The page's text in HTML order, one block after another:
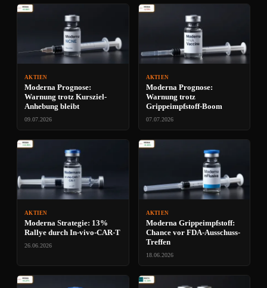
AKTIEN
Moderna Prognose:
Warnung trotz Kursziel-
Anhebung bleibt
09.07.2026
AKTIEN
Moderna Prognose:
Warnung trotz
Grippeimpfstoff-Boom
07.07.2026
AKTIEN
Moderna Strategie: 13%
Rallye durch In-vivo-CAR-T
26.06.2026
AKTIEN
Moderna Grippeimpfstoff:
Chance vor FDA-Ausschuss-
Treffen
18.06.2026